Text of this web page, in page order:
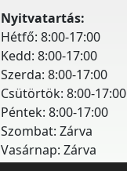
Nyitvatartás:
Hétfő: 8:00-17:00
Kedd: 8:00-17:00
Szerda: 8:00-17:00
Csütörtök: 8:00-17:00
Péntek: 8:00-17:00
Szombat: Zárva
Vasárnap: Zárva